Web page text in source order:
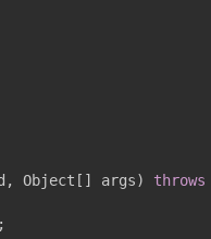
Object[] args) throws